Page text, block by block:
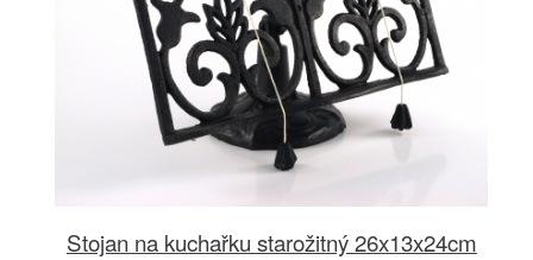
Stojan na kuchařku starožitný 26x13x24cm